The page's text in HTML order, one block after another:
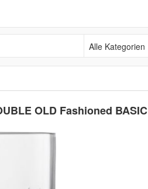
Alle Kategorien
OLD Fashioned BASIC